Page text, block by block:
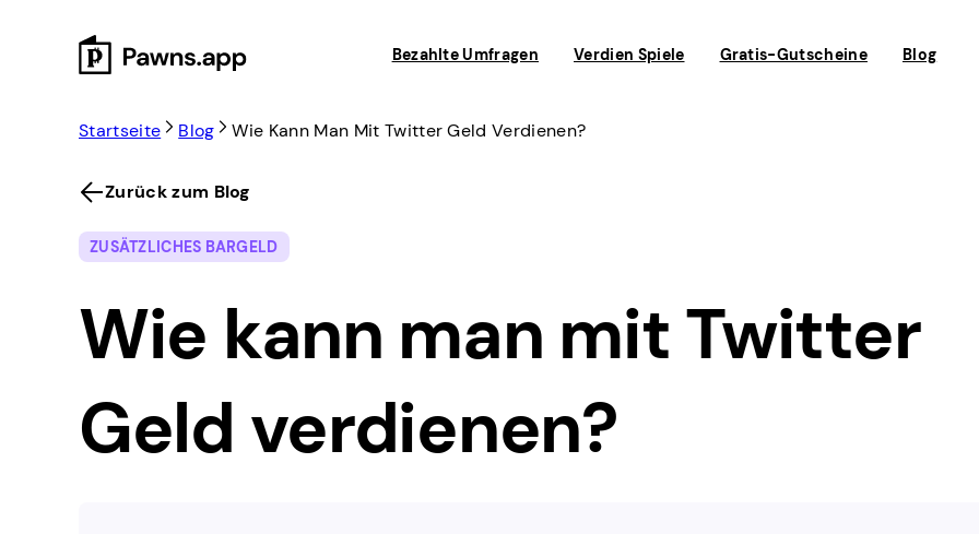
Bezahlte Umfragen Verdien Spiele Gratis-Gutscheine Blog
Startseite Blog Wie Kann Man Mit Twitter Geld Verdienen?
Zurück zum Blog
ZUSÄTZLICHES BARGELD
Wie kann man mit Twitter
Geld verdienen?